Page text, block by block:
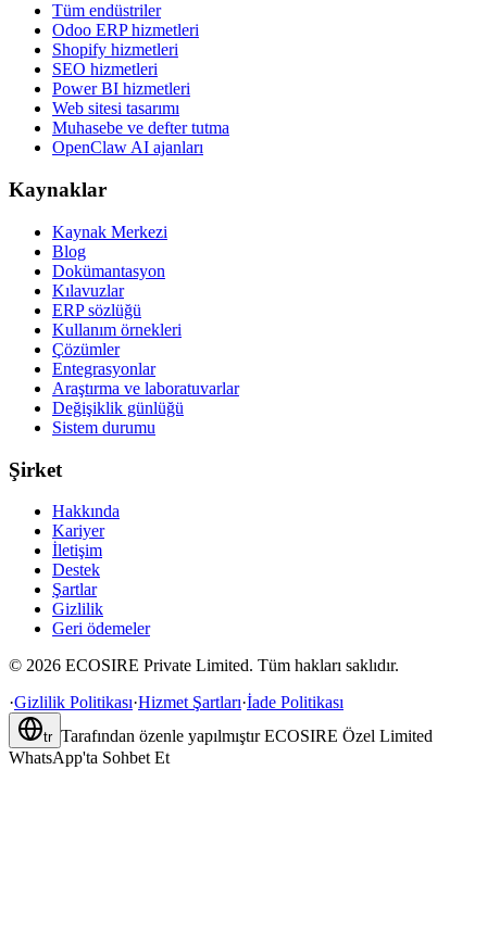
Tüm endüstriler
Odoo ERP hizmetleri
Shopify hizmetleri
SEO hizmetleri
Power BI hizmetleri
Web sitesi tasarımı
Muhasebe ve defter tutma
OpenClaw AI ajanları
Kaynaklar
Kaynak Merkezi
Blog
Dokümantasyon
Kılavuzlar
ERP sözlüğü
Kullanım örnekleri
Çözümler
Entegrasyonlar
Araştırma ve laboratuvarlar
Değişiklik günlüğü
Sistem durumu
Şirket
Hakkında
Kariyer
İletişim
Destek
Şartlar
Gizlilik
Geri ödemeler
© 2026 ECOSIRE Private Limited. Tüm hakları saklıdır.
·Gizlilik Politikası·Hizmet Şartları·İade Politikası
tr Tarafından özenle yapılmıştır ECOSIRE Özel Limited
WhatsApp'ta Sohbet Et